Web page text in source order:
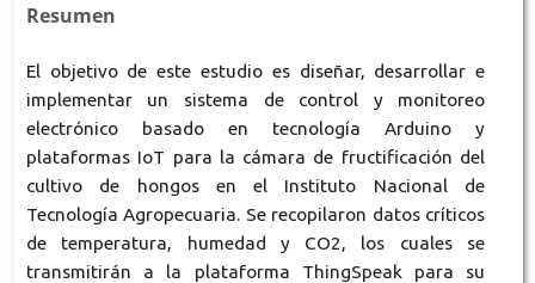
Resumen
El objetivo de este estudio es diseñar, desarrollar e
implementar un sistema de control y monitoreo
electrónico basado en tecnología Arduino y
plataformas IoT para la cámara de fructificación del
cultivo de hongos en el Instituto Nacional de
Tecnología Agropecuaria. Se recopilaron datos críticos
de temperatura, humedad y CO2, los cuales se
transmitirán a la plataforma ThingSpeak para su